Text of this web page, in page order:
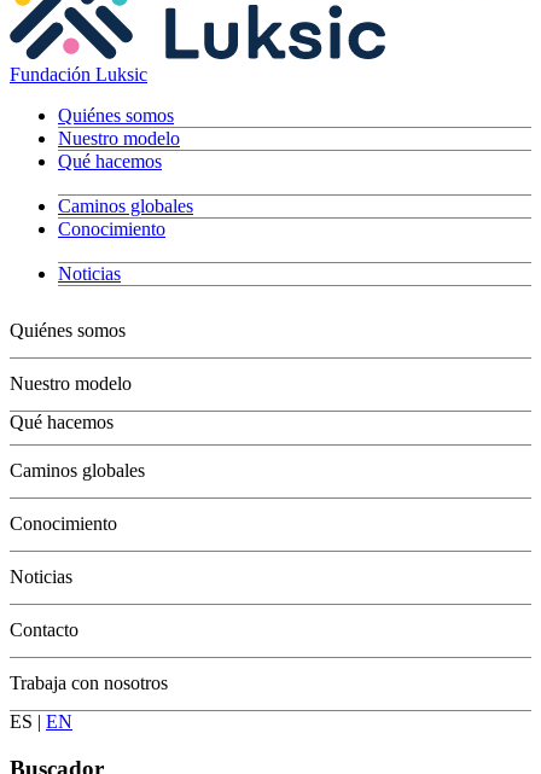
Fundación Luksic
Quiénes somos
Nuestro modelo
Qué hacemos
Caminos globales
Conocimiento
Noticias
Quiénes somos
Nuestro modelo
Qué hacemos
Jóvenes
Adultos
Grandes
Conservación
Caminos globales
Conocimiento
Noticias
Contacto
Trabaja con nosotros
ES | EN
Buscador